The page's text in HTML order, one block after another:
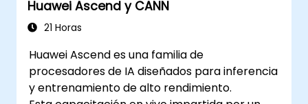
Huawei Ascend y CANN
21 Horas
Huawei Ascend es una familia de
procesadores de IA diseñados para inferencia
y entrenamiento de alto rendimiento.